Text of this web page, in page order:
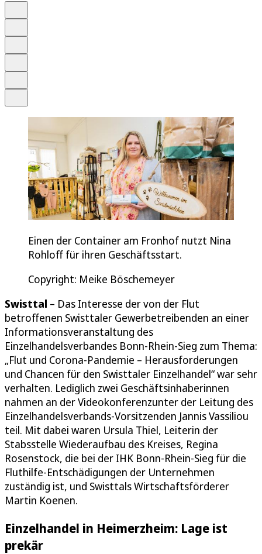
Einen der Container am Fronhof nutzt Nina
Rohloff für ihren Geschäftsstart.
Copyright: Meike Böschemeyer
Swisttal – Das Interesse der von der Flut
betroffenen Swisttaler Gewerbetreibenden an einer
Informationsveranstaltung des
Einzelhandelsverbandes Bonn-Rhein-Sieg zum Thema:
„Flut und Corona-Pandemie – Herausforderungen
und Chancen für den Swisttaler Einzelhandel“ war sehr
verhalten. Lediglich zwei Geschäftsinhaberinnen
nahmen an der Videokonferenzunter der Leitung des
Einzelhandelsverbands-Vorsitzenden Jannis Vassiliou
teil. Mit dabei waren Ursula Thiel, Leiterin der
Stabsstelle Wiederaufbau des Kreises, Regina
Rosenstock, die bei der IHK Bonn-Rhein-Sieg für die
Fluthilfe-Entschädigungen der Unternehmen
zuständig ist, und Swisttals Wirtschaftsförderer
Martin Koenen.
Einzelhandel in Heimerzheim: Lage ist
prekär